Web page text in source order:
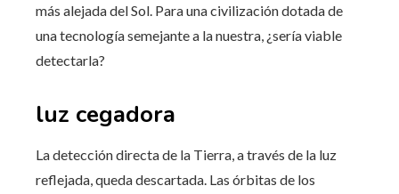
más alejada del Sol. Para una civilización dotada de
una tecnología semejante a la nuestra, ¿sería viable
detectarla?
luz cegadora
La detección directa de la Tierra, a través de la luz
reflejada, queda descartada. Las órbitas de los